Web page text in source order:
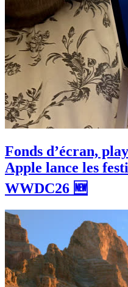
Fonds d’écran,
Apple lance les
WWDC26 🆕